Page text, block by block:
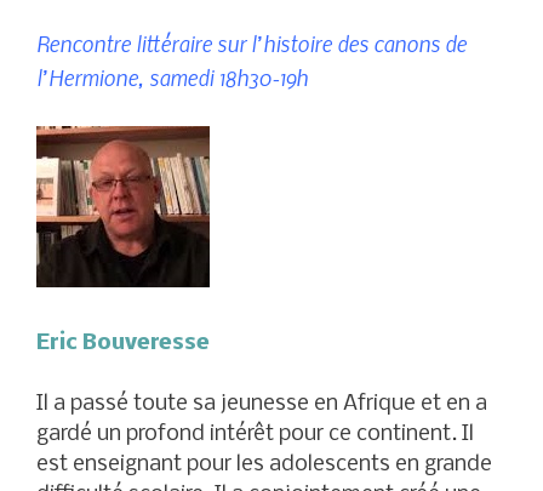
Rencontre littéraire sur l’histoire des canons de
l’Hermione, samedi 18h30-19h
Eric Bouveresse
Il a passé toute sa jeunesse en Afrique et en a
gardé un profond intérêt pour ce continent. Il
est enseignant pour les adolescents en grande